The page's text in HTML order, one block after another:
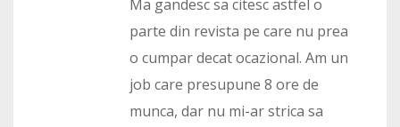
Ma gandesc sa citesc astfel o
parte din revista pe care nu prea
o cumpar decat ocazional. Am un
job care presupune 8 ore de
munca, dar nu mi-ar strica sa